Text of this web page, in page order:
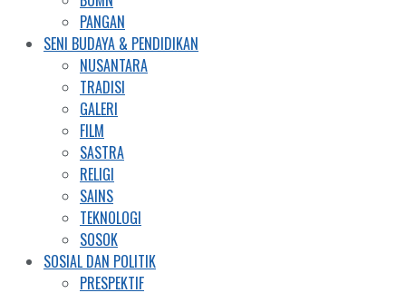
PANGAN
SENI BUDAYA & PENDIDIKAN
NUSANTARA
TRADISI
GALERI
FILM
SASTRA
RELIGI
SAINS
TEKNOLOGI
SOSOK
SOSIAL DAN POLITIK
PRESPEKTIF